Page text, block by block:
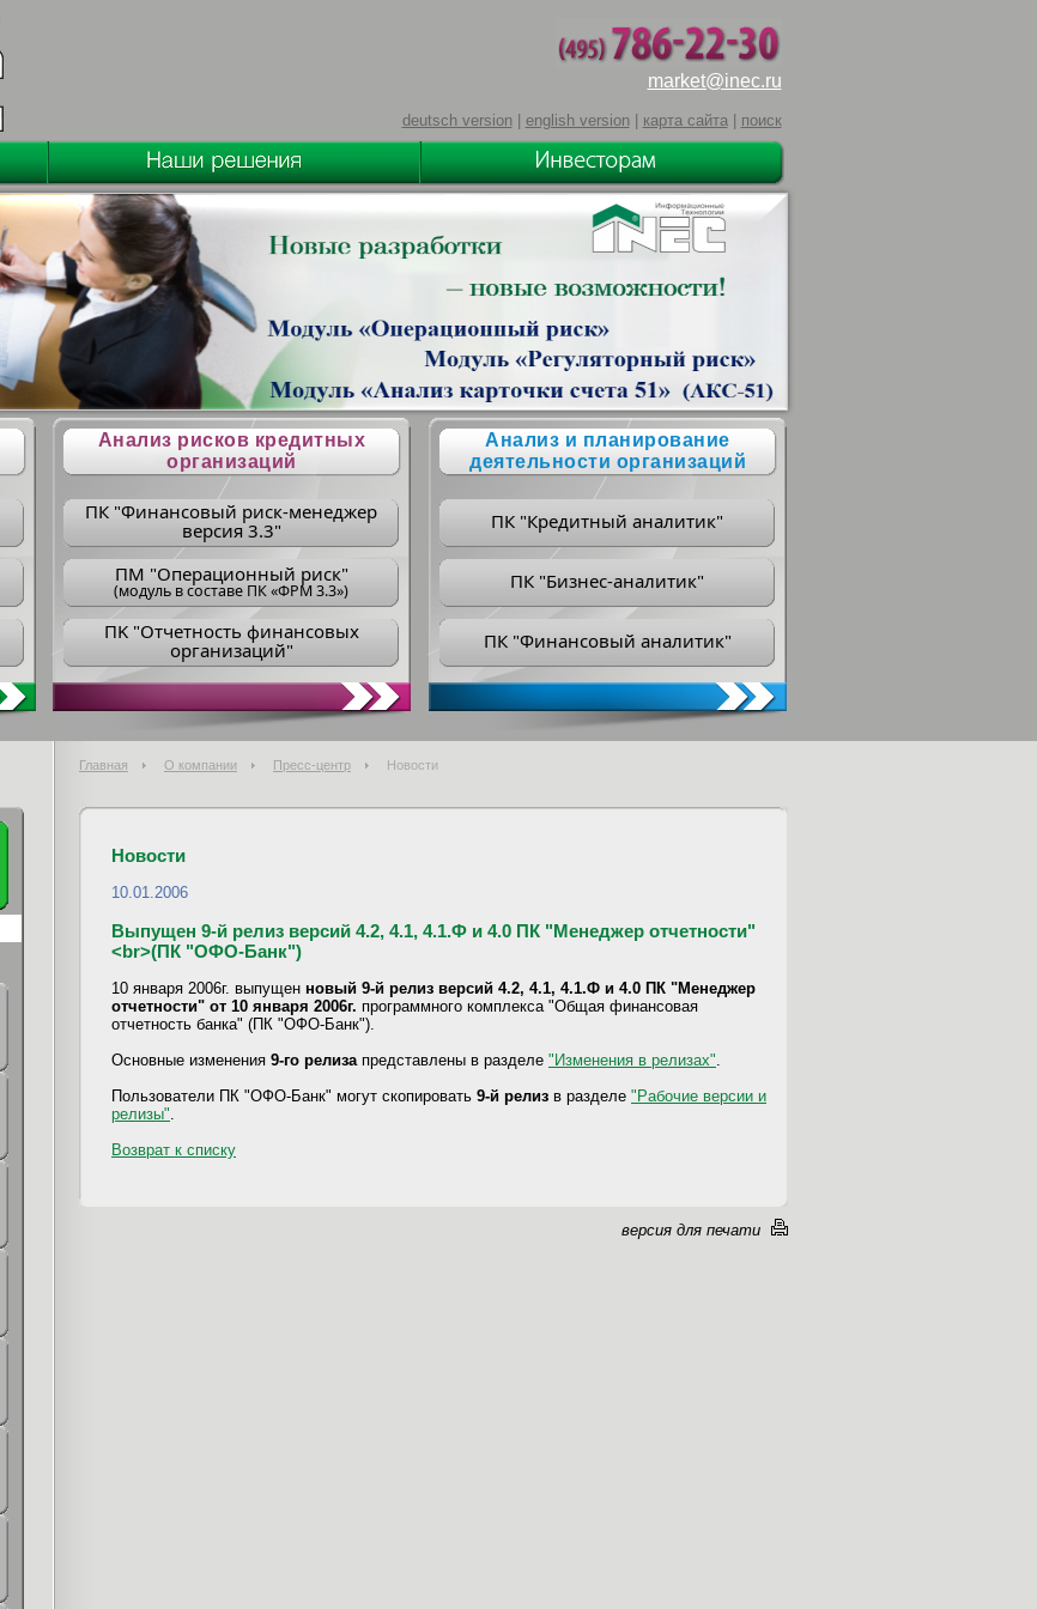
market@inec.ru
deutsch version| english version| карта сайта| поиск
Анализ рисков кредитных
организаций
ПК "Финансовый риск-менеджер
версия 3.3"
ПM "Операционный риск"
(модуль в составе ПК «ФРМ 3.3»)
ПK "Отчетность финансовых
организаций"
Анализ и планирование
деятельности организаций
ПК "Кредитный аналитик"
ПК "Бизнес-аналитик"
ПК "Финансовый аналитик"
Главная О компании Пресс-центр Новости
Новости
10.01.2006
Выпущен 9-й релиз версий 4.2, 4.1, 4.1.Ф и 4.0 ПК "Менеджер отчетности"
<br>(ПК "ОФО-Банк")
10 января 2006г. выпущен новый 9-й релиз версий 4.2, 4.1, 4.1.Ф и 4.0 ПК "Менеджер
отчетности" от 10 января 2006г. программного комплекса "Общая финансовая
отчетность банка" (ПК "ОФО-Банк").
Основные изменения 9-го релиза представлены в разделе "Изменения в релизах"
Пользователи ПК "ОФО-Банк" могут скопировать 9-й релиз в разделе "Рабочие версии и
релизы"
Возврат к списку
версия для печати